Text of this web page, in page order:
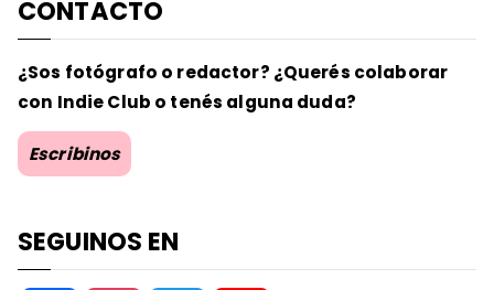
CONTACTO
¿Sos fotógrafo o redactor? ¿Querés colaborar
con Indie Club o tenés alguna duda?
Escribinos
SEGUINOS EN